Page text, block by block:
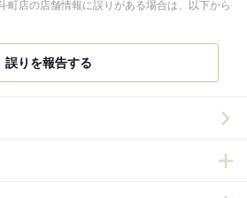
町店の店舗情報に誤りがある場合は、以下から
誤りを報告する